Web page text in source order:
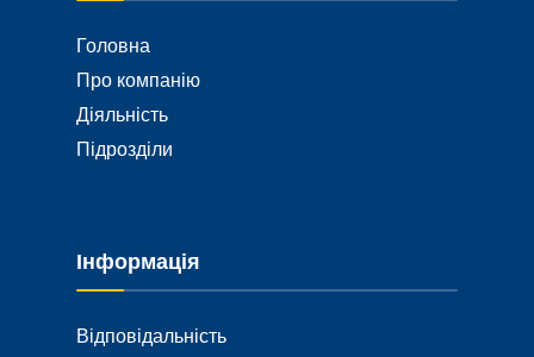
Головна
Про компанію
Діяльність
Підрозділи
Інформація
Відповідальність